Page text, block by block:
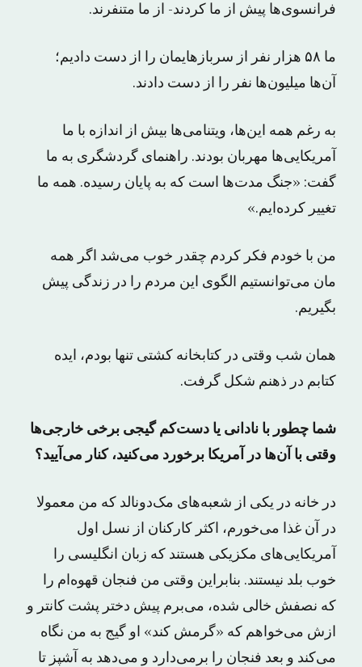
فرانسوی‌ها پیش از ما کردند- از ما متنفرند.
ما ۵۸ هزار نفر از سرباز‌هایمان را از دست دادیم؛
آن‌ها میلیون‌ها نفر را از دست دادند.
به رغم همه این‌ها، ویتنامی‌ها بیش از اندازه با ما
آمریکایی‌ها مهربان بودند. راهنمای گردشگری به ما
گفت: «جنگ مدت‌ها است که به پایان رسیده. همه ما
تغییر کرده‌ایم.»
من با خودم فکر کردم چقدر خوب می‌شد اگر همه
مان می‌توانستیم الگوی این مردم را در زندگی پیش
بگیریم.
همان شب وقتی در کتابخانه کشتی تنها بودم، ایده
کتابم در ذهنم شکل گرفت.
شما چطور با نادانی یا دست‌کم گیجی برخی خارجی‌ها
وقتی با آن‌ها در آمریکا برخورد می‌کنید، کنار می‌آیید؟
در خانه در یکی از شعبه‌های مک‌دونالد که من معمولا
در آن غذا می‌خورم، اکثر کارکنان از نسل اول
آمریکایی‌های مکزیکی هستند که زبان انگلیسی را
خوب بلد نیستند. بنابراین وقتی من فنجان قهوه‌ام را
که نصفش خالی شده، می‌برم پیش دختر پشت کانتر و
ازش می‌خواهم که «گرمش کند» او گیج به من نگاه
می‌کند و بعد فنجان را برمی‌دارد و می‌دهد به آشپز تا